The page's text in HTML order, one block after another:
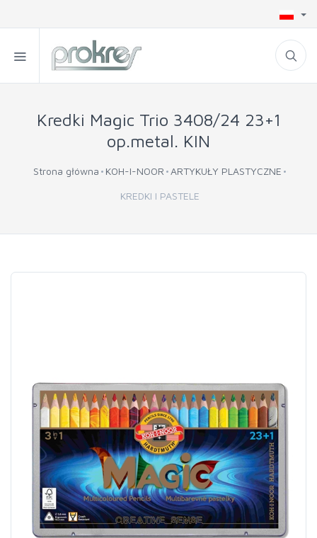
Kredki Magic Trio 3408/24 23+1
op.metal. KIN
Strona główna KOH-I-NOOR ARTYKUŁY PLASTYCZNE
KREDKI I PASTELE